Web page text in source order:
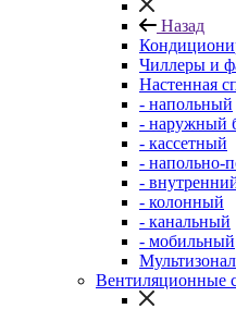
Назад
Чиллеры и
Настенная
- напольный
- наружный
- кассетный
- напольно-
-
- колонный
- канальный
- мобильный
Вентиляционные